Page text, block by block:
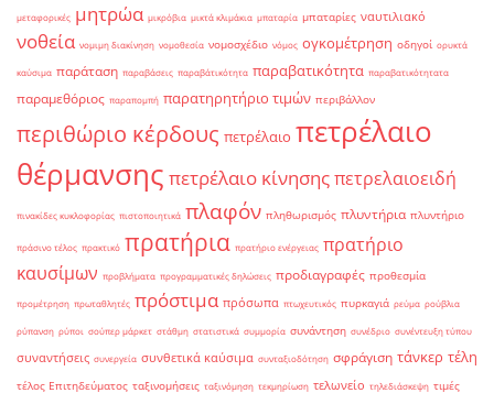
μεταφορικές μητρώα μικρόβια μικτά κλιμάκια μπαταρία μπαταρίες ναυτιλιακό
νοθεία νομιμη διακίνηση νομοθεσία νομοσχέδιο νόμος ογκομέτρηση οδηγοί ορυκτά
καύσιμα παράταση παραβάσεις παραβάτικότητα παραβατικότητα παραβατικότητατα
παραμεθόριος παραπομπή παρατηρητήριο τιμών περιβάλλον
περιθώριο κέρδους πετρέλαιο πετρέλαιο
θέρμανσης πετρέλαιο κίνησηςπετρελαιοειδή
πινακίδες κυκλοφορίας πιστοποιητικά πλαφόν πληθωρισμός πλυντήρια πλυντήριο
πράσινο τέλος πρακτικό πρατήρια πρατήριο ενέργειας πρατήριο
καυσίμων προβλήματα προγραμματικές δηλώσεις προδιαγραφές προθεσμία
προμέτρηση πρωταθλητές πρόστιμα πρόσωπα πτωχευτικός πυρκαγιά ρεύμα ρούβλια
ρύπανση ρύποι σούπερ μάρκετ στάθμη στατιστικά συμμορία συνάντηση συνέδριο συνέντευξη τύπου
συναντήσεις συνεργεία συνθετικά καύσιμα συνταξιοδότηση σφράγιση τάνκερ τέλη
τέλος Επιτηδεύματος ταξινομήσεις ταξινόμηση τεκμηρίωση τελωνείο τηλεδιάσκεψη τιμές